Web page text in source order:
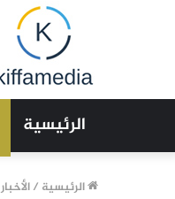
الرئيسية
الرئيسية /الأخبار